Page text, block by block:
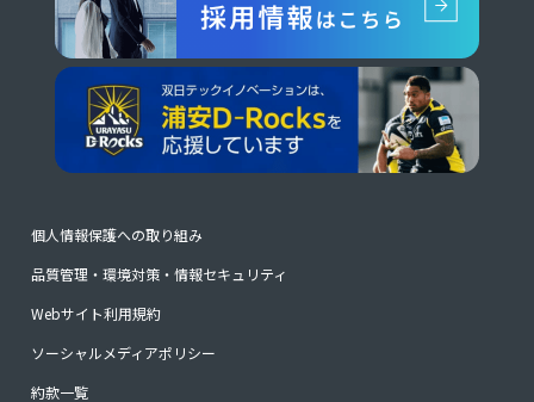
個人情報保護への取り組み
品質管理・環境対策・情報セキュリティ
Webサイト利用規約
ソーシャルメディアポリシー
約款一覧